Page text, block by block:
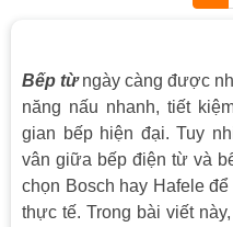
Bếp từngày càng được
năng nấu nhanh, tiết
gian bếp hiện đại. Tuy
vân giữa bếp điện từ và
chọn Bosch hay Hafele
thực tế. Trong bài viết